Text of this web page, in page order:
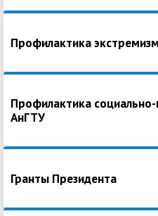
Профилактика
Профилактика
АнГТУ
Гранты Президента